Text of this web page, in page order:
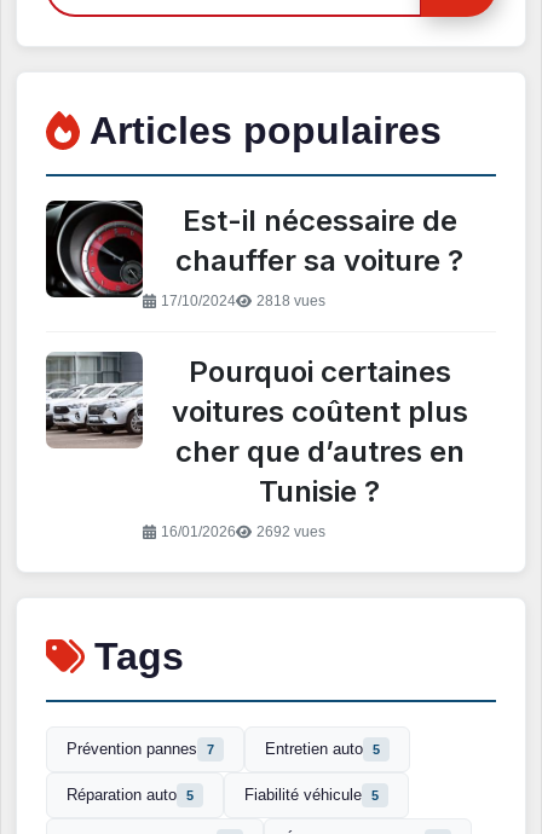
Articles populaires
Est-il nécessaire de
chauffer sa voiture ?
17/10/2024 2818 vues
Pourquoi certaines
voitures coûtent plus
cher que d’autres en
Tunisie ?
16/01/2026 2692 vues
Tags
Prévention pannes 7 Entretien auto 5
Réparation auto 5 Fiabilité véhicule 5